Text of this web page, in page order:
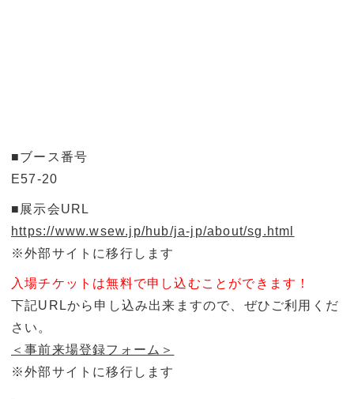
■ブース番号
E57-20
■展示会URL
https://www.wsew.jp/hub/ja-jp/about/sg.html
※外部サイトに移行します
入場チケットは無料で申し込むことができます！
下記URLから申し込み出来ますので、ぜひご利用くだ
さい。
＜事前来場登録フォーム＞
※外部サイトに移行します